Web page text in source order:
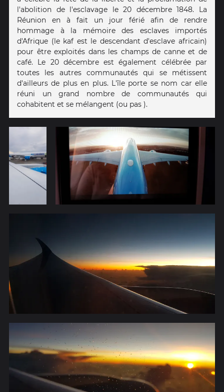
l'abolition de l'esclavage le 20 décembre 1848. La
Réunion en à fait un jour férié afin de rendre
hommage à la mémoire des esclaves importés
d'Afrique (le kaf est le descendant d'esclave africain)
pour être exploités dans les champs de canne et de
café. Le 20 décembre est également célébrée par
toutes les autres communautés qui se métissent
d'ailleurs de plus en plus. L'île porte se nom car elle
réuni un grand nombre de communautés qui
cohabitent et se mélangent (ou pas ).